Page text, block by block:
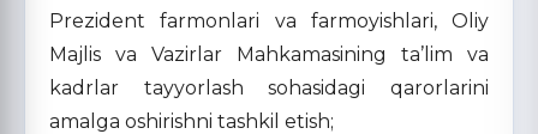
Prezident farmonlari va farmoyishlari, Oliy
Majlis va Vazirlar Mahkamasining ta’lim va
kadrlar tayyorlash sohasidagi qarorlarini
amalga oshirishni tashkil etish;